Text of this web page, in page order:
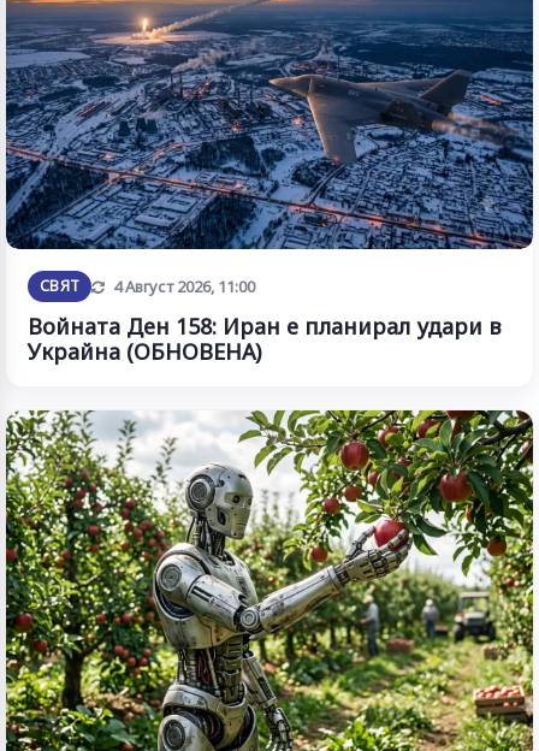
СВЯТ Обновена
4 Август 2026, 11:00
Войната Ден 158: Иран е планирал удари в
Украйна (ОБНОВЕНА)